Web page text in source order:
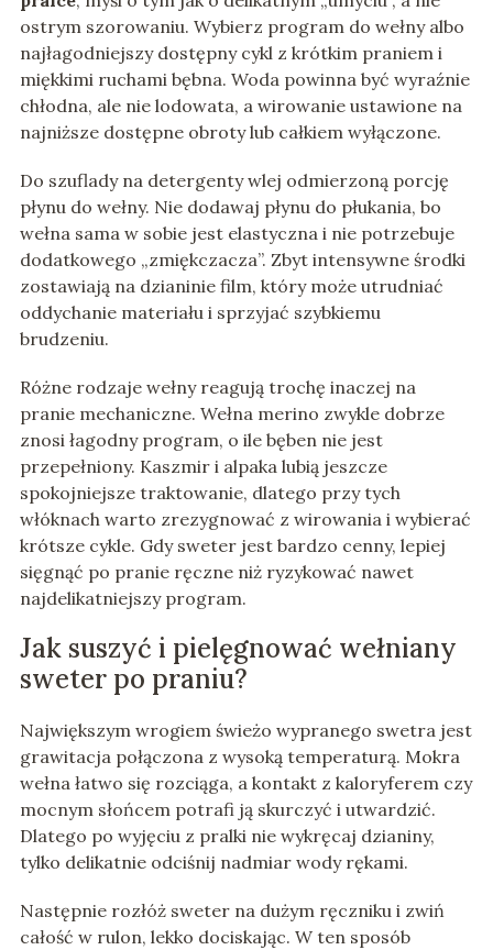
ostrym szorowaniu. Wybierz program do wełny albo
najłagodniejszy dostępny cykl z krótkim praniem i
miękkimi ruchami bębna. Woda powinna być wyraźnie
chłodna, ale nie lodowata, a wirowanie ustawione na
najniższe dostępne obroty lub całkiem wyłączone.
Do szuflady na detergenty wlej odmierzoną porcję
płynu do wełny. Nie dodawaj płynu do płukania, bo
wełna sama w sobie jest elastyczna i nie potrzebuje
dodatkowego „zmiękczacza”. Zbyt intensywne środki
zostawiają na dzianinie film, który może utrudniać
oddychanie materiału i sprzyjać szybkiemu
brudzeniu.
Różne rodzaje wełny reagują trochę inaczej na
pranie mechaniczne. Wełna merino zwykle dobrze
znosi łagodny program, o ile bęben nie jest
przepełniony. Kaszmir i alpaka lubią jeszcze
spokojniejsze traktowanie, dlatego przy tych
włóknach warto zrezygnować z wirowania i wybierać
krótsze cykle. Gdy sweter jest bardzo cenny, lepiej
sięgnąć po pranie ręczne niż ryzykować nawet
najdelikatniejszy program.
Jak suszyć i pielęgnować wełniany
sweter po praniu?
Największym wrogiem świeżo wypranego swetra jest
grawitacja połączona z wysoką temperaturą. Mokra
wełna łatwo się rozciąga, a kontakt z kaloryferem czy
mocnym słońcem potrafi ją skurczyć i utwardzić.
Dlatego po wyjęciu z pralki nie wykręcaj dzianiny,
tylko delikatnie odciśnij nadmiar wody rękami.
Następnie rozłóż sweter na dużym ręczniku i zwiń
całość w rulon, lekko dociskając. W ten sposób